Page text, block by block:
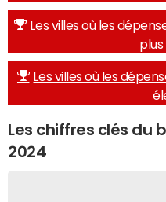
Les villes où les
plus
Les villes où les
Les chiffres clés du
2024